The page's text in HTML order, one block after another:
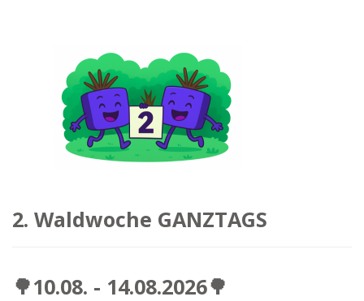
2. Waldwoche GANZTAGS
🌳10.08. - 14.08.2026🌳